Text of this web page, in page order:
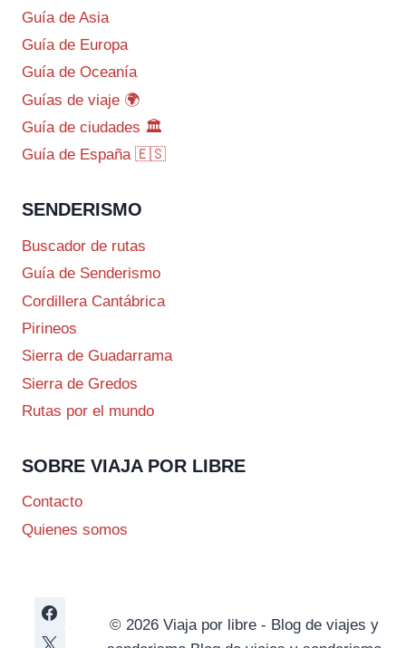
Guía de Asia
Guía de Europa
Guía de Oceanía
Guías de viaje 🌍
Guía de ciudades 🏛️
Guía de España 🇪🇸
SENDERISMO
Buscador de rutas
Guía de Senderismo
Cordillera Cantábrica
Pirineos
Sierra de Guadarrama
Sierra de Gredos
Rutas por el mundo
SOBRE VIAJA POR LIBRE
Contacto
Quienes somos
© 2026 Viaja por libre - Blog de viajes y